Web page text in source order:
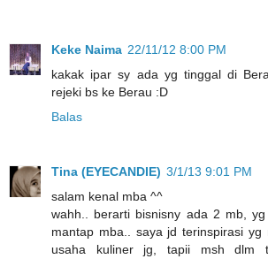
Keke Naima 22/11/12 8:00 PM
kakak ipar sy ada yg tinggal di
rejeki bs ke Berau :D
Balas
Tina (EYECANDIE) 3/1/13 9:01 PM
salam kenal mba ^^
wahh.. berarti bisnisny ada 2 mb,
mantap mba.. saya jd terinspirasi yg
usaha kuliner jg, tapii msh